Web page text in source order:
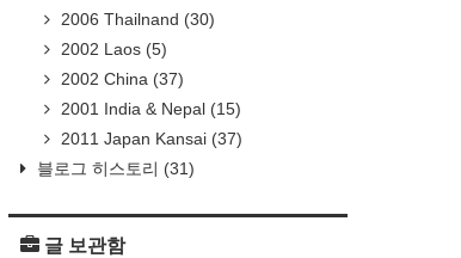
2006 Thailnand (30)
2002 Laos (5)
2002 China (37)
2001 India & Nepal (15)
2011 Japan Kansai (37)
블로그 히스토리 (31)
글 보관함